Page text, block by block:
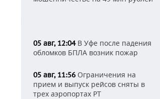
05 авг, 12:04В Уфе после падения
обломков БПЛА возник пожар
05 авг, 11:56 Ограничения на
прием и выпуск рейсов сняты в
трех аэропортах РТ